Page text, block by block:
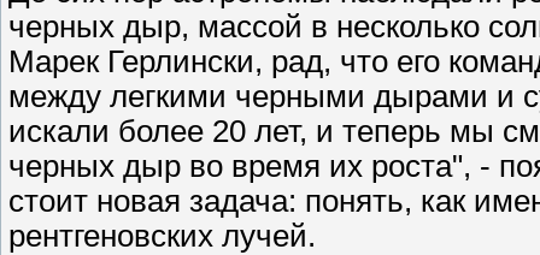
черных дыр, массой в несколько
Марек Герлински, рад, что его
между легкими черными дырами и
искали более 20 лет, и теперь мы
черных дыр во время их роста", -
стоит новая задача: понять, как
рентгеновских лучей.